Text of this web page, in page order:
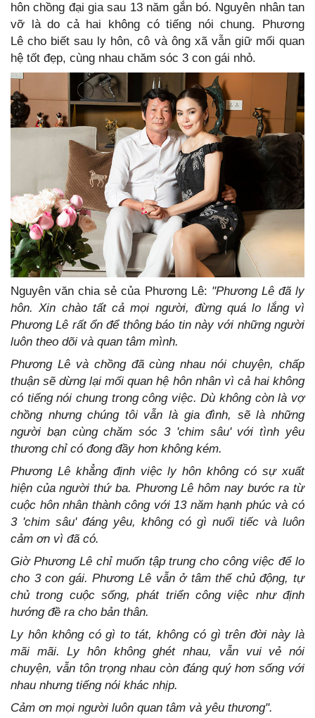
hôn chồng đại gia sau 13 năm gắn bó. Nguyên nhân tan
vỡ là do cả hai không có tiếng nói chung. Phương
Lê cho biết sau ly hôn, cô và ông xã vẫn giữ mối quan
hệ tốt đẹp, cùng nhau chăm sóc 3 con gái nhỏ.
Nguyên văn chia sẻ của Phương Lê: "Phương Lê đã ly
hôn. Xin chào tất cả mọi người, đừng quá lo lắng vì
Phương Lê rất ổn để thông báo tin này với những người
luôn theo dõi và quan tâm mình.
Phương Lê và chồng đã cùng nhau nói chuyện, chấp
thuận sẽ dừng lại mối quan hệ hôn nhân vì cả hai không
có tiếng nói chung trong công việc. Dù không còn là vợ
chồng nhưng chúng tôi vẫn là gia đình, sẽ là những
người bạn cùng chăm sóc 3 'chim sâu' với tình yêu
thương chỉ có đong đầy hơn không kém.
Phương Lê khẳng định việc ly hôn không có sự xuất
hiện của người thứ ba. Phương Lê hôm nay bước ra từ
cuộc hôn nhân thành công với 13 năm hạnh phúc và có
3 'chim sâu' đáng yêu, không có gì nuối tiếc và luôn
cảm ơn vì đã có.
Giờ Phương Lê chỉ muốn tập trung cho công việc để lo
cho 3 con gái. Phương Lê vẫn ở tâm thế chủ động, tự
chủ trong cuộc sống, phát triển công việc như định
hướng đề ra cho bản thân.
Ly hôn không có gì to tát, không có gì trên đời này là
mãi mãi. Ly hôn không ghét nhau, vẫn vui vẻ nói
chuyện, vẫn tôn trọng nhau còn đáng quý hơn sống với
nhau nhưng tiếng nói khác nhịp.
Cảm ơn mọi người luôn quan tâm và yêu thương".